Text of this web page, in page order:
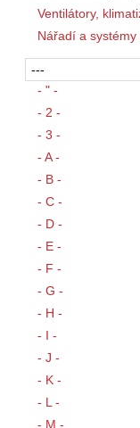
Ventilátory,
Nářadí a
- " -
- 2 -
- 3 -
- A -
- B -
- C -
- D -
- E -
- F -
- G -
- H -
- I -
- J -
- K -
- L -
- M -